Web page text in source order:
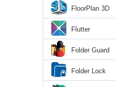
FloorPlan 3D
Flutter
Folder Guard
Folder Lock